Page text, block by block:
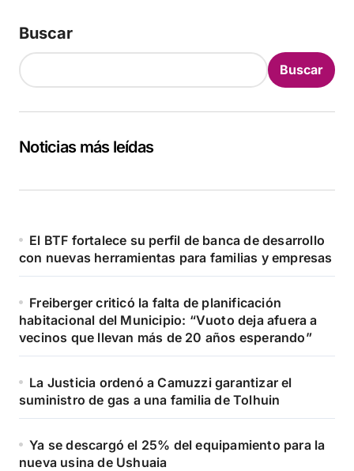
Buscar
Buscar
Noticias más leídas
El BTF fortalece su perfil de banca de desarrollo
con nuevas herramientas para familias y empresas
Freiberger criticó la falta de planificación
habitacional del Municipio: “Vuoto deja afuera a
vecinos que llevan más de 20 años esperando”
La Justicia ordenó a Camuzzi garantizar el
suministro de gas a una familia de Tolhuin
Ya se descargó el 25% del equipamiento para la
nueva usina de Ushuaia